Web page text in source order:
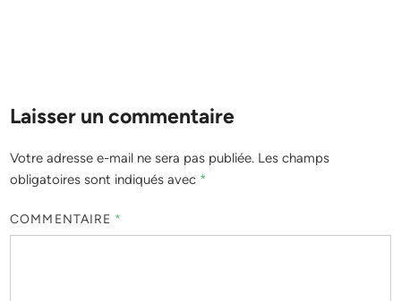
Laisser un commentaire
Votre adresse e-mail ne sera pas publiée. Les champs
obligatoires sont indiqués avec *
COMMENTAIRE *